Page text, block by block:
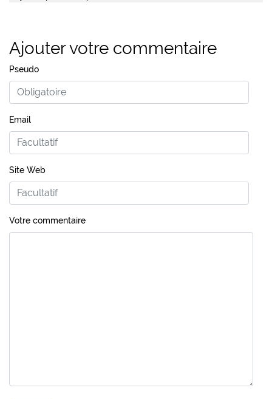
Ajouter votre commentaire
Pseudo
Email
Site Web
Votre commentaire